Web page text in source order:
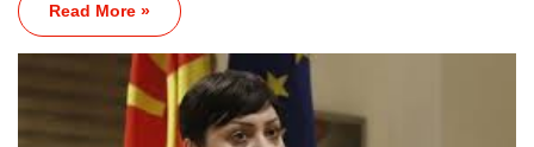
Read More »